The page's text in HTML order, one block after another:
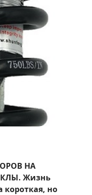
НА
Жизнь
короткая, но